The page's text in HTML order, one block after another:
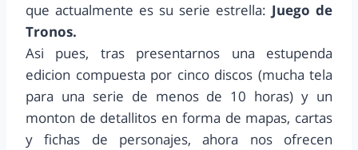
que actualmente es su serie estrella: Juego de
Tronos.
Asi pues, tras presentarnos una estupenda
edicion compuesta por cinco discos (mucha tela
para una serie de menos de 10 horas) y un
monton de detallitos en forma de mapas, cartas
y fichas de personajes, ahora nos ofrecen